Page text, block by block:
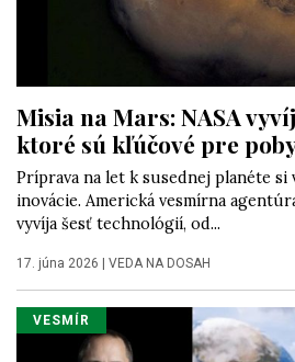
Misia na Mars: NASA
ktoré sú kľúčové pre
Príprava na let k susednej planéte si
inovácie. Americká vesmírna
vyvíja šesť technológií, od...
17. júna 2026 | VEDA NA DOSAH
VESMÍR